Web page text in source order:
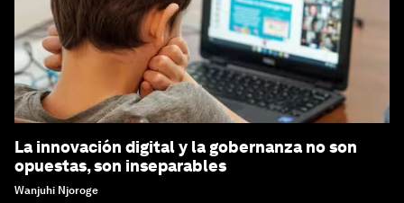
La innovación digital y la gobernanza no son
opuestas, son inseparables
Wanjuhi Njoroge